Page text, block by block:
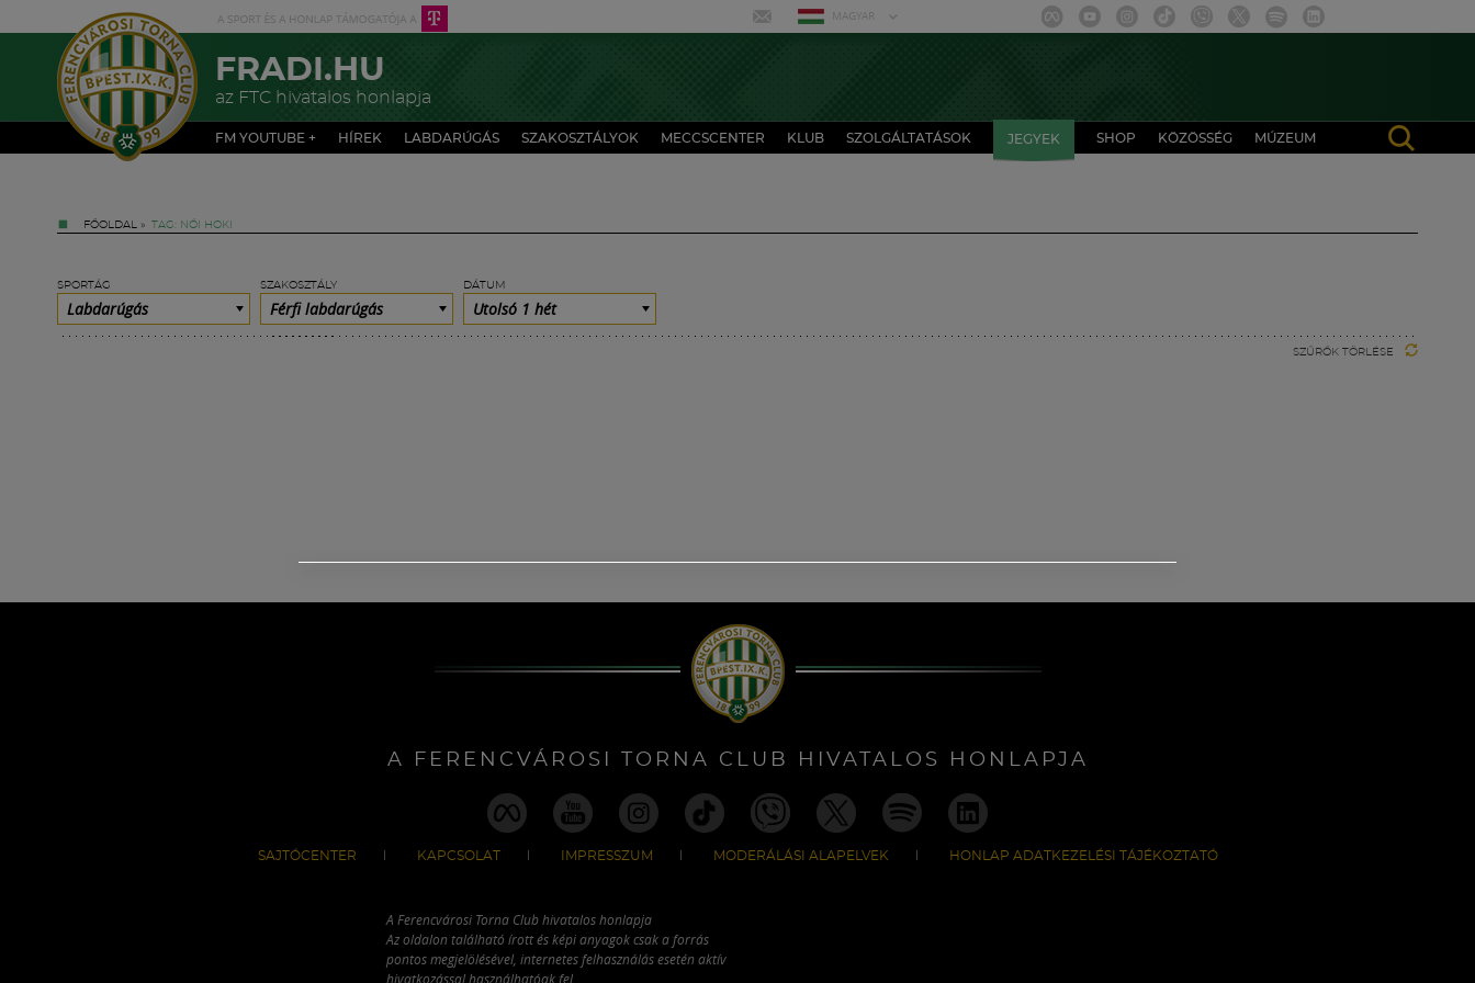
MAGYAR
FRADI.HU
az FTC hivatalos honlapja
FM YOUTUBE + HÍREK LABDARÚGÁS SZAKOSZTÁLYOK MECCSCENTER KLUB SZOLGÁLTATÁSOK JEGYEK SHOP KÖZÖSSÉG MÚZEUM
FŐOLDAL » TAG: NŐI HOKI
SPORTÁG
Labdarúgás
SZAKOSZTÁLY
Férfi labdarúgás
DÁTUM
Utolsó 1 hét
SZŰRŐK TÖRLÉSE
A FERENCVÁROSI TORNA CLUB HIVATALOS HONLAPJA
SAJTÓCENTER KAPCSOLAT IMPRESSZUM MODERÁLÁSI ALAPELVEK HONLAP ADATKEZELÉSI TÁJÉKOZTATÓ
A Ferencvárosi Torna Club hivatalos honlapja
Az oldalon található írott és képi anyagok csak a forrás
pontos megjelölésével, internetes felhasználás esetén aktív
hivatkozással használhatóak fel.